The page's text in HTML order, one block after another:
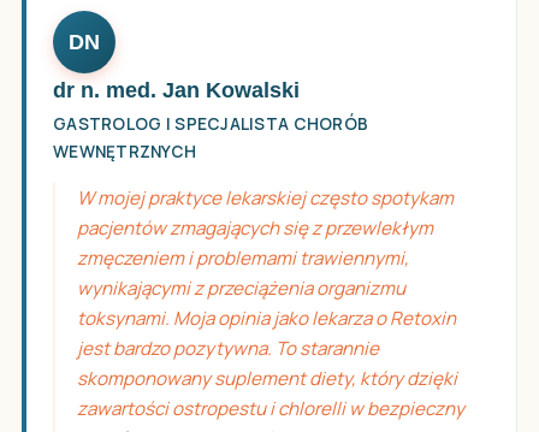
DN
dr n. med. Jan Kowalski
GASTROLOG I SPECJALISTA CHORÓB
WEWNĘTRZNYCH
W mojej praktyce lekarskiej często spotykam
pacjentów zmagających się z przewlekłym
zmęczeniem i problemami trawiennymi,
wynikającymi z przeciążenia organizmu
toksynami. Moja opinia jako lekarza o Retoxin
jest bardzo pozytywna. To starannie
skomponowany suplement diety, który dzięki
zawartości ostropestu i chlorelli w bezpieczny